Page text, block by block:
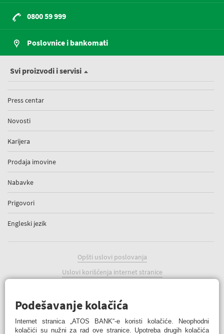
0800 59 999
Poslovnice i bankomati
Svi proizvodi i servisi
Press centar
Novosti
Karijera
Prodaja imovine
Nabavke
Prigovori
Engleski jezik
Opšti uslovi poslovanja
Uslovi korišćenja internet stranice
Podešavanje kolačića
Podešavanje kolačića
Internet stranica „ATOS BANK“-e koristi kolačiće. Neophodni
kolačići su nužni za rad ove stranice. Upotreba drugih kolačića